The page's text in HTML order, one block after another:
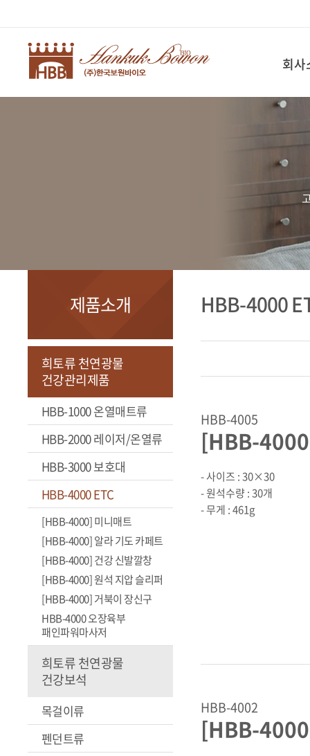
회사
제품소개
희토류 천연광물
건강관리제품
HBB-1000 온열매트류
HBB-2000 레이저/온열류
HBB-3000 보호대
HBB-4000 ETC
[HBB-4000] 미니매트
[HBB-4000] 알라 기도 카페트
[HBB-4000] 건강 신발깔창
[HBB-4000] 원석 지압 슬리퍼
[HBB-4000] 거북이 장신구
HBB-4000 오장육부
패인파워마사저
희토류 천연광물
건강보석
목걸이류
펜던트류
HBB-4000
HBB-4005
[HBB-
- 사이즈 : 30×30
- 원석수량 : 30개
- 무게 : 461g
HBB-4002
[HBB-